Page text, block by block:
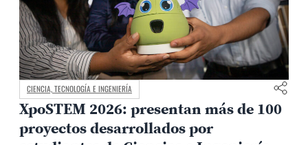
CIENCIA, TECNOLOGÍA E INGENIERÍA
XpoSTEM 2026: presentan más de 100
proyectos desarrollados por